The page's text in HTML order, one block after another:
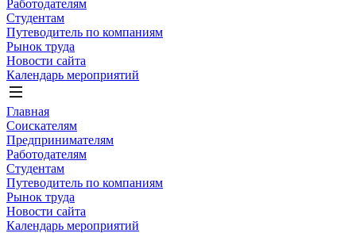
Работодателям
Студентам
Путеводитель по компаниям
Рынок труда
Новости сайта
Календарь мероприятий
Главная
Соискателям
Предпринимателям
Работодателям
Студентам
Путеводитель по компаниям
Рынок труда
Новости сайта
Календарь мероприятий